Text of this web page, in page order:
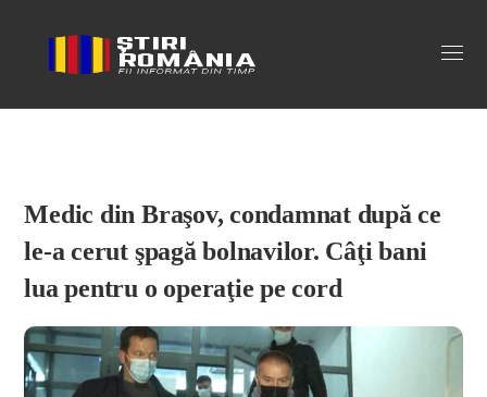
Stiri Romania
Medic din Braşov, condamnat după ce
le-a cerut şpagă bolnavilor. Câţi bani
lua pentru o operaţie pe cord